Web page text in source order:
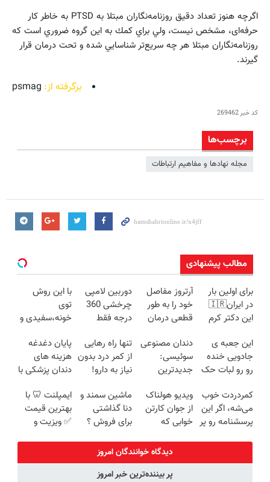
اگر‌چه هنوز تعداد دقيق روزنامه‌نگاران مبتلا به PTSD به خاطر کار
حرفه‌ای، مشخص نيست، ولي براي كمك به اين گروه ضروري است كه
روزنامه‌نگاران مبتلا هر چه سريع‌تر شناسايي شده و تحت درمان قرار
گيرند.
برگرفته از:
کد خبر269462
برچسب‌ها
مجله نهادها و مفاهیم ارتباطات
مطالب پیشنهادی
برای اولین بار
در ایران🇮🇷
این دکتر کرم
روزه ساخت!
آرتروز مفاصل
خود را به طور
قطعی درمان
◗پرسش‌نامه◖
دوربین لامپی
چرخشی 360
درجه فقط
🔥 پرداخت
درب منزل
با این روش
توی
خونه،سفیدی و
برگردون
(40%off)
این جعبه ی
جادویی خنده
رو رو لبات حک
خرید40%تخفیف
دندان مصنوعی
سوئیسی:
جدیدترین
سبک و مقاوم |
پرداخت قسطی
تنها راه رهایی
از کمر درد بدون
نیاز به دارو!
پایان دغدغه
هزینه های
دندان پزشکی با
کننده خانگی
کمردردت خوب
می‌شه، اگر این
پرسشنامه رو پر
ویدیو هولناک
از جوان کارتن
خوابی که
آموزش رایگان
ماشین سمند و
دنا گذاشتی
برای فروش ؟
راحت بفروش
ایمپلنت 🦷 با
بهترین قیمت
✅ ویزیت و
دیدگاه خوانندگان امروز
پر بیننده‌ترین خبر امروز